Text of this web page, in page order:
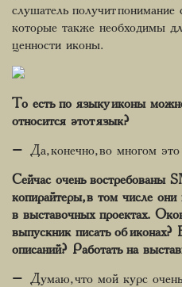
слушатель получит понимание
которые также необходимы
ценности иконы.
То есть по языку иконы
относится этот язык?
– Да, конечно, во многом это
Сейчас очень востребованы
копирайтеры, в том числе
в выставочных проектах.
выпускник писать об иконах?
описаний? Работать на
– Думаю, что мой курс